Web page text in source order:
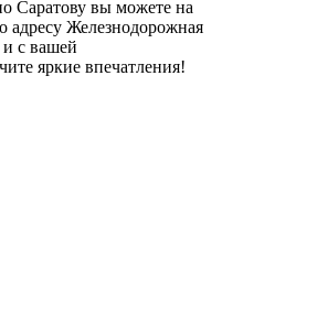
Саратову вы можете на
адресу Железнодорожная
с вашей
яркие впечатления!